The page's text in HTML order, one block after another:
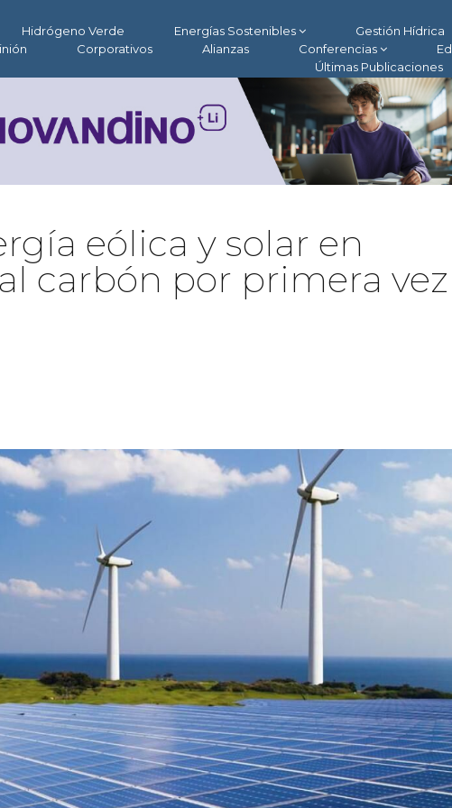
Hidrógeno Verde Energías Sostenibles Gestión Hídrica
Corporativos Alianzas Conferencias
Últimas Publicaciones
eólica y solar en
carbón por primera vez